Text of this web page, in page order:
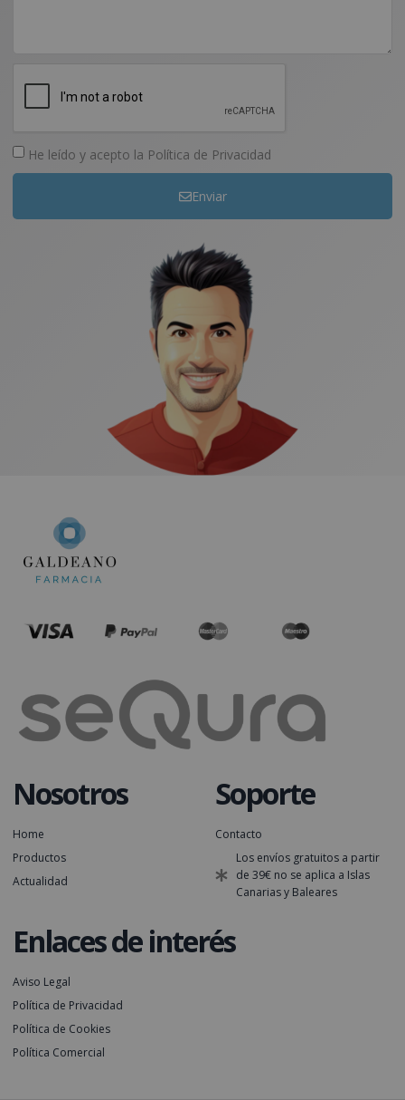
He leído y acepto la Política de Privacidad
Enviar
Nosotros
Home
Productos
Actualidad
Soporte
Contacto
Los envíos gratuitos a partir
de 39€ no se aplica a Islas
Canarias y Baleares
Enlaces de interés
Aviso Legal
Política de Privacidad
Política de Cookies
Política Comercial